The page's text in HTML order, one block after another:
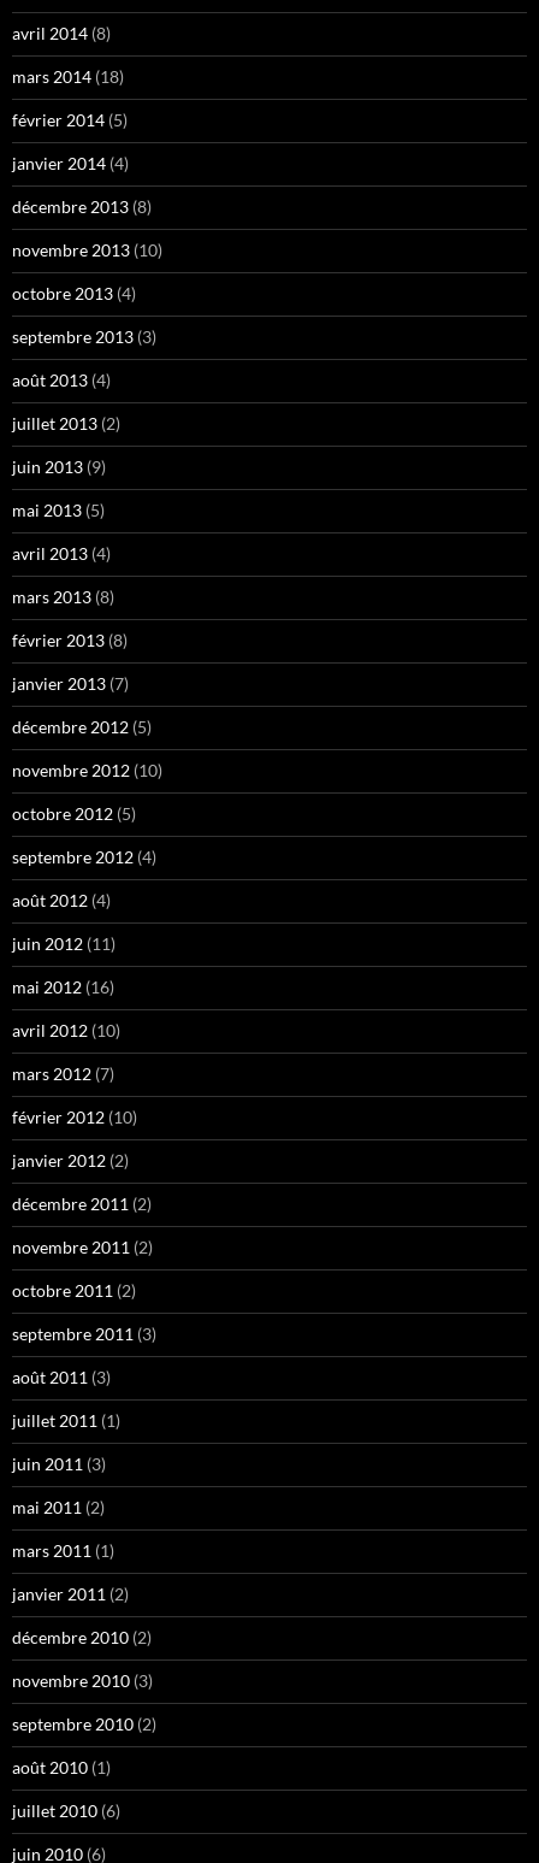
avril 2014 (8)
mars 2014 (18)
février 2014 (5)
janvier 2014 (4)
décembre 2013 (8)
novembre 2013 (10)
octobre 2013 (4)
septembre 2013 (3)
août 2013 (4)
juillet 2013 (2)
juin 2013 (9)
mai 2013 (5)
avril 2013 (4)
mars 2013 (8)
février 2013 (8)
janvier 2013 (7)
décembre 2012 (5)
novembre 2012 (10)
octobre 2012 (5)
septembre 2012 (4)
août 2012 (4)
juin 2012 (11)
mai 2012 (16)
avril 2012 (10)
mars 2012 (7)
février 2012 (10)
janvier 2012 (2)
décembre 2011 (2)
novembre 2011 (2)
octobre 2011 (2)
septembre 2011 (3)
août 2011 (3)
juillet 2011 (1)
juin 2011 (3)
mai 2011 (2)
mars 2011 (1)
janvier 2011 (2)
décembre 2010 (2)
novembre 2010 (3)
septembre 2010 (2)
août 2010 (1)
juillet 2010 (6)
juin 2010 (6)